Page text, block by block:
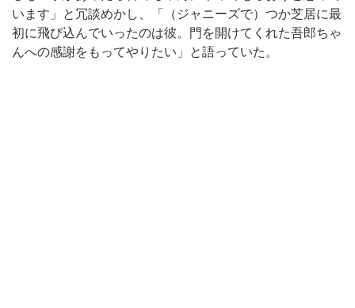
います」と冗談めかし、「（ジャニーズで）つか芝居に最
初に飛び込んでいったのは彼。門を開けてくれた吾郎ちゃ
んへの感謝をもってやりたい」と語っていた。